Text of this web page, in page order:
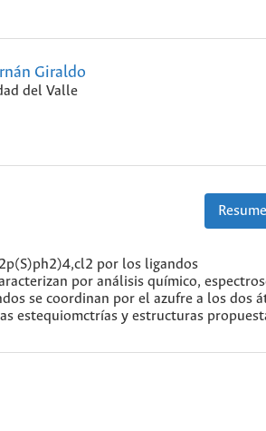
Giraldo
del Valle
por los ligandos
por análisis químico,
se coordinan por el azufre a los dos
estequiomctrías y estructuras